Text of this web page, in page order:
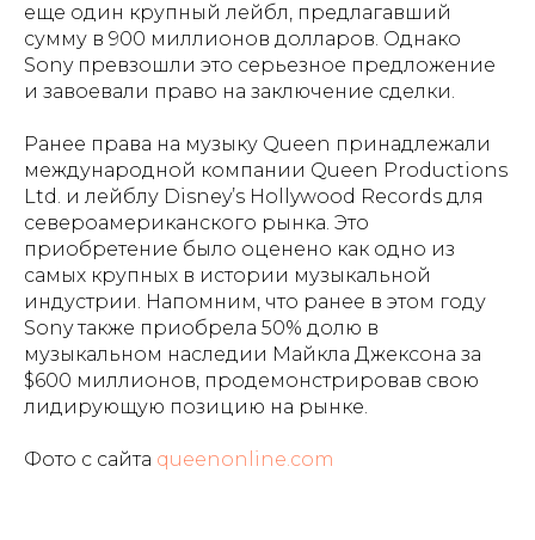
еще один крупный лейбл, предлагавший
сумму в 900 миллионов долларов. Однако
Sony превзошли это серьезное предложение
и завоевали право на заключение сделки.
Ранее права на музыку Queen принадлежали
международной компании Queen Productions
Ltd. и лейблу Disney’s Hollywood Records для
североамериканского рынка. Это
приобретение было оценено как одно из
самых крупных в истории музыкальной
индустрии. Напомним, что ранее в этом году
Sony также приобрела 50% долю в
музыкальном наследии Майкла Джексона за
$600 миллионов, продемонстрировав свою
лидирующую позицию на рынке.
Фото с сайта queenonline.com